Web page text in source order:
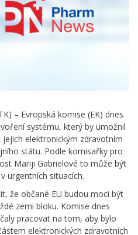
– Evropská komise (EK) dnes
systému, který by umožnil
elektronickým zdravotním
státu. Podle komisařky pro
Mariji Gabrielové to může být
urgentních situacích.
že občané EU budou moci být
zemi bloku. Komise dnes
pracovat na tom, aby bylo
elektronických zdravotních